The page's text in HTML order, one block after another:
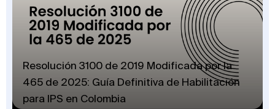
Resolución 3100 de 2019 Modificada por la
465 de 2025: Guía Definitiva de Habilitación
para IPS en Colombia